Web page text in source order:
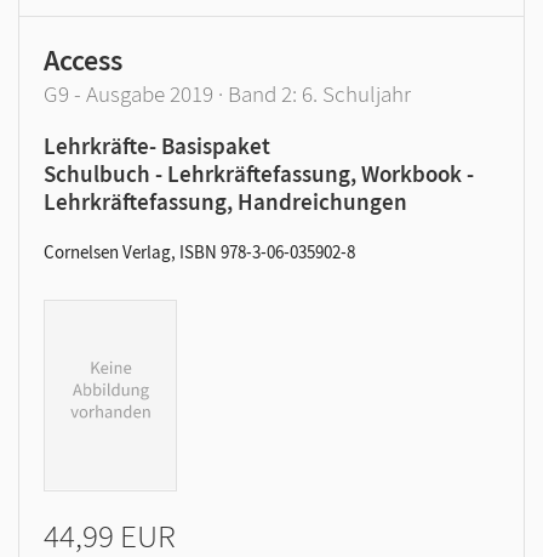
Access
G9 - Ausgabe 2019 · Band 2: 6. Schuljahr
Lehrkräfte- Basispaket
Schulbuch - Lehrkräftefassung, Workbook -
Lehrkräftefassung, Handreichungen
Cornelsen Verlag, ISBN 978-3-06-035902-8
44,99 EUR